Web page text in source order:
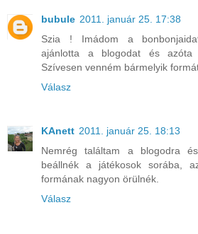
bubule 2011. január 25. 17:38
Szia ! Imádom a
ajánlotta a blogodat és azóta
Szívesen venném bármelyik
Válasz
KAnett 2011. január 25. 18:13
Nemrég találtam a blogodra
beállnék a játékosok sorába,
formának nagyon örülnék.
Válasz